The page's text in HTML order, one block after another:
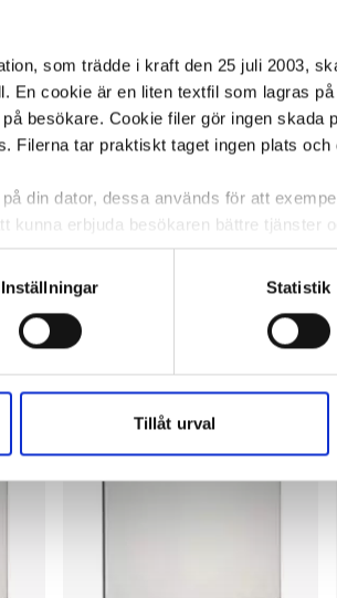
som trädde i kraft den 25 juli 2003,
En cookie är en liten textfil som lagras
besökare. Cookie filer gör ingen skada
Filerna tar praktiskt taget ingen plats
din dator, dessa används för att
kunna erbjuda besökaren bättre tjänster
Informationen som sparas på din
alltså helt anonymt.
används är session cookies. Under
innehållet och annonserna till
Inställningar Statistik
Tillåt urval
dagar
Whiteboard E3 emalj 200x120cm
2 458,83 kr/st
ca 1-2 dagar
KÖP